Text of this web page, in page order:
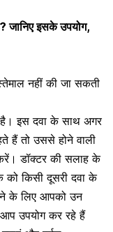
इसके उपयोग,
नहीं की जा सकती
इस दवा के साथ अगर
हैं तो उससे होने वाली
डॉक्टर की सलाह के
किसी दूसरी दवा के
के लिए आपको उन
उपयोग कर रहे हैं